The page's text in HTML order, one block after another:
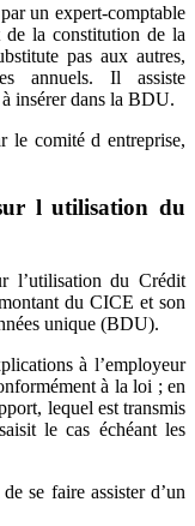
un expert-comptable
de la constitution de la
pas aux autres,
annuels. Il assiste
insérer dans la BDU.
le comité d entreprise,
l utilisation du
l’utilisation du Crédit
du CICE et son
unique (BDU).
à l’employeur
à la loi ; en
lequel est transmis
le cas échéant les
se faire assister d’un